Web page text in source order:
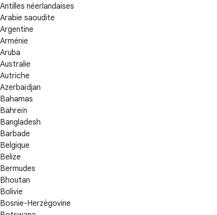
Antilles néerlandaises
Arabie saoudite
Argentine
Arménie
Aruba
Australie
Autriche
Azerbaïdjan
Bahamas
Bahreïn
Bangladesh
Barbade
Belgique
Belize
Bermudes
Bhoutan
Bolivie
Bosnie-Herzégovine